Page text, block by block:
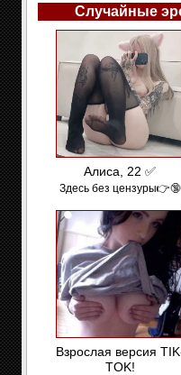
Случайные
Алиса, 22 ✅
Здесь без цензуры👉🔞
Взрослая версия
TOK!